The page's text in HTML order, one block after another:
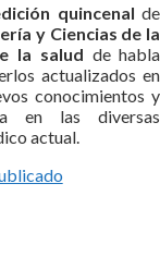
quincenal de
y Ciencias de la
la salud de habla
actualizados en
conocimientos y
en las diversas
actual.